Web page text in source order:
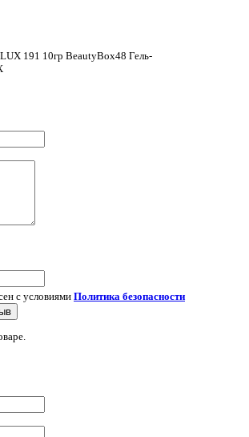
191 10гр BeautyBox48 Гель-
с условиями Политика безопасности